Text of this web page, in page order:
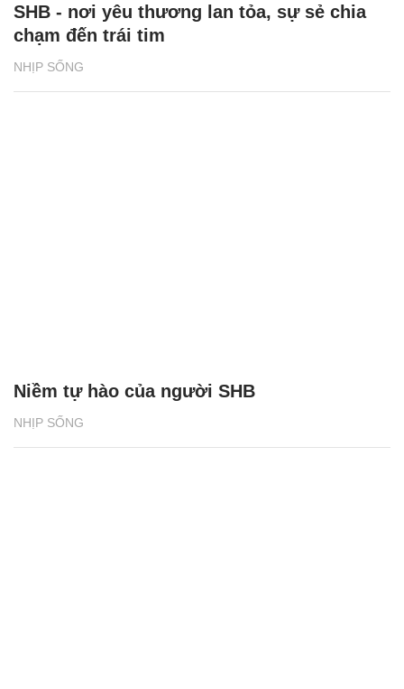
NHỊP SỐNG
SHB - nơi yêu thương lan tỏa, sự sẻ chia
chạm đến trái tim
NHỊP SỐNG
Niềm tự hào của người SHB